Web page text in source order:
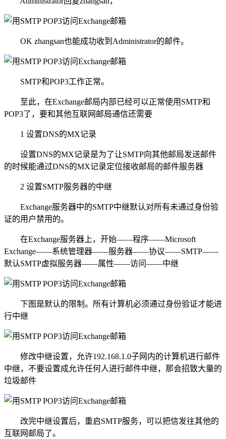
OK zhangsan也能成功收到Administrator的邮件。
SMTP和POP3工作正常。
至此，在Exchange邮局内部已经可以正常使用SMTP和
POP3了，要和其他互联网邮局通信还需要
1 设置DNS的MX记录
设置DNS的MX记录是为了让SMTP向其他邮局发送邮件
的时候能通过DNS的MX记录定位接收邮局的邮件服务器
2 设置SMTP服务器的中继
Exchange服务器中的SMTP中继默认对所有未通过身份验
证的用户禁用的。
在Exchange服务器上，开始——程序——Microsoft
Exchange——系统管理器——服务器——协议——SMTP——
默认SMTP虚拟服务器——属性——访问——中继
下图是默认的限制。所有计算机必须通过身份验证才能进
行中继
修改中继设置，允许192.168.1.0子网内的计算机进行邮件
中继，不要设置成允许任何人进行邮件中继，那会招致大量的
垃圾邮件
改完中继设置后，重启SMTP服务，可以把信发往其他的
互联网邮局了。